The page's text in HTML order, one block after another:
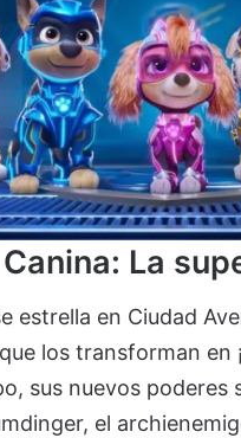
La
estrella en Ciudad
los transforman en
sus nuevos
el